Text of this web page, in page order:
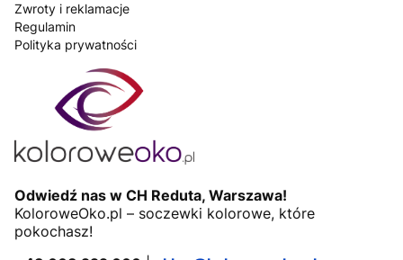
Zwroty i reklamacje
Regulamin
Polityka prywatności
Odwiedź nas w CH Reduta, Warszawa!
KoloroweOko.pl – soczewki kolorowe, które
pokochasz!